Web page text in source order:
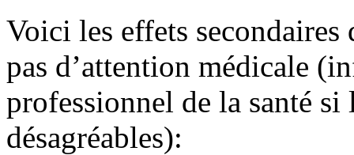
Voici les effets
pas d’attention médicale
professionnel de la santé
désagréables):